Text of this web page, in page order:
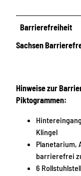
o
s
e
r
Barrierefreiheit
Sachsen
Hinweise zur
Piktogrammen:
Klingel
Planetarium,
barrierefrei
6